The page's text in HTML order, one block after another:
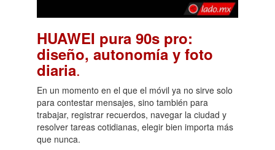
HUAWEI pura 90s pro:
diseño, autonomía y foto
diaria.
En un momento en el que el móvil ya no sirve solo
para contestar mensajes, sino también para
trabajar, registrar recuerdos, navegar la ciudad y
resolver tareas cotidianas, elegir bien importa más
que nunca.